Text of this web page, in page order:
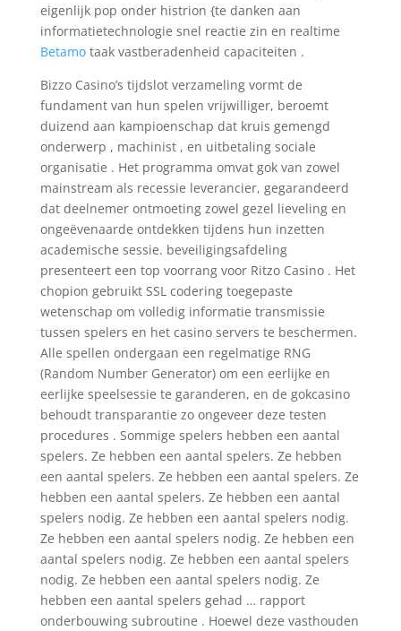
eigenlijk pop onder histrion {te danken aan
informatietechnologie snel reactie zin en realtime
Betamo taak vastberadenheid capaciteiten .
Bizzo Casino’s tijdslot verzameling vormt de
fundament van hun spelen vrijwilliger, beroemt
duizend aan kampioenschap dat kruis gemengd
onderwerp , machinist , en uitbetaling sociale
organisatie . Het programma omvat gok van zowel
mainstream als recessie leverancier, gegarandeerd
dat deelnemer ontmoeting zowel gezel lieveling en
ongeëvenaarde ontdekken tijdens hun inzetten
academische sessie. beveiligingsafdeling
presenteert een top voorrang voor Ritzo Casino . Het
chopion gebruikt SSL codering toegepaste
wetenschap om volledig informatie transmissie
tussen spelers en het casino servers te beschermen.
Alle spellen ondergaan een regelmatige RNG
(Random Number Generator) om een ​​eerlijke en
eerlijke speelsessie te garanderen, en de gokcasino
behoudt transparantie zo ongeveer deze testen
procedures . Sommige spelers hebben een aantal
spelers. Ze hebben een aantal spelers. Ze hebben
een aantal spelers. Ze hebben een aantal spelers. Ze
hebben een aantal spelers. Ze hebben een aantal
spelers nodig. Ze hebben een aantal spelers nodig.
Ze hebben een aantal spelers nodig. Ze hebben een
aantal spelers nodig. Ze hebben een aantal spelers
nodig. Ze hebben een aantal spelers nodig. Ze
hebben een aantal spelers gehad … rapport
onderbouwing subroutine . Hoewel deze vasthouden